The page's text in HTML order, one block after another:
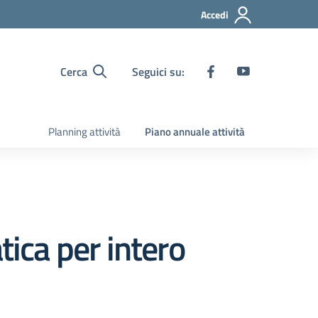
Accedi
Cerca Seguici su:
Planning attività Piano annuale attività
per intero